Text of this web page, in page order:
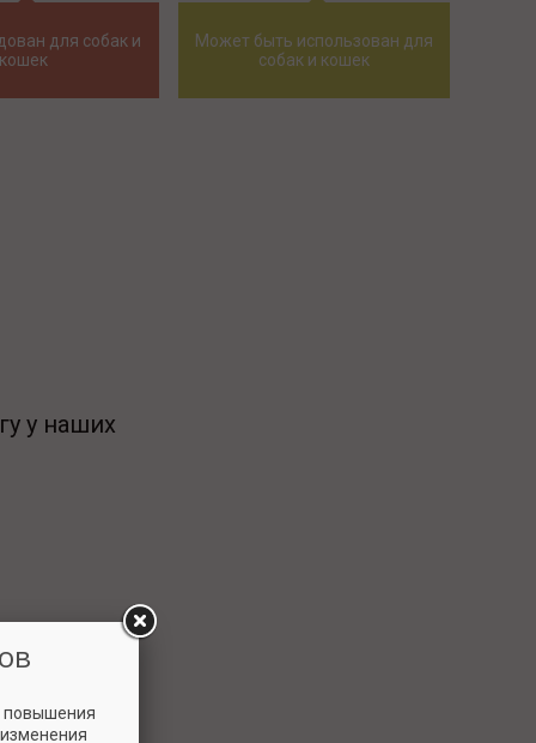
для собак и
Может быть использован для
собак и кошек
у наших
повышения